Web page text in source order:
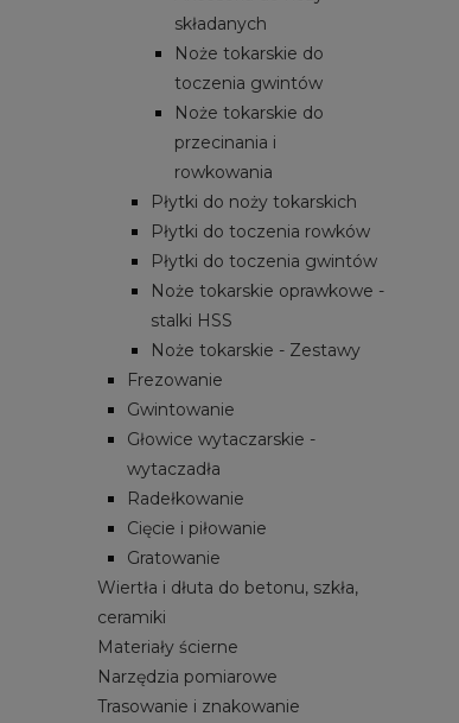
składanych
Noże tokarskie do
toczenia gwintów
Noże tokarskie do
przecinania i
rowkowania
Płytki do noży tokarskich
Płytki do toczenia rowków
Płytki do toczenia gwintów
Noże tokarskie oprawkowe -
stalki HSS
Noże tokarskie - Zestawy
Frezowanie
Gwintowanie
Głowice wytaczarskie -
wytaczadła
Radełkowanie
Cięcie i piłowanie
Gratowanie
Wiertła i dłuta do betonu, szkła,
ceramiki
Materiały ścierne
Narzędzia pomiarowe
Trasowanie i znakowanie